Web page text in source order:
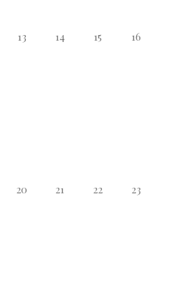
13 14 15 16
20 21 22 23